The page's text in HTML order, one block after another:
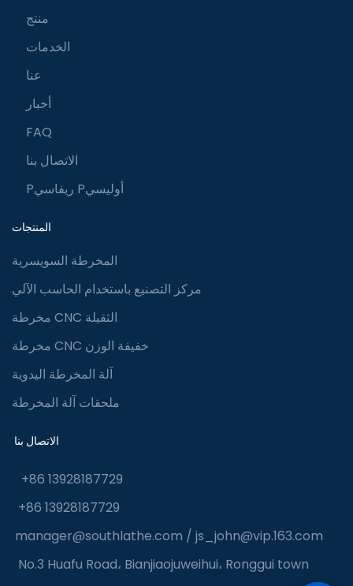
منتج
الخدمات
عنا
أخبار
FAQ
الاتصال بنا
Pريفاسي Pأوليسي
المنتجات
المخرطة السويسرية
مركز التصنيع باستخدام الحاسب الآلي
مخرطة CNC الثقيلة
مخرطة CNC خفيفة الوزن
آلة المخرطة اليدوية
ملحقات آلة المخرطة
الاتصال بنا
+86 13928187729
+86 13928187729
manager@southlathe.com / js_john@vip.163.com
No.3 Huafu Road، Bianjiaojuweihui، Ronggui town